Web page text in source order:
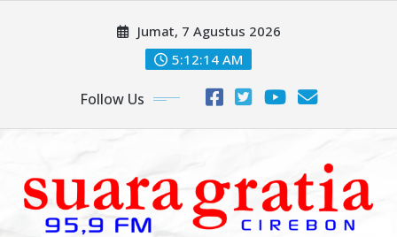
Jumat, 7 Agustus 2026
5:12:15 AM
Follow Us